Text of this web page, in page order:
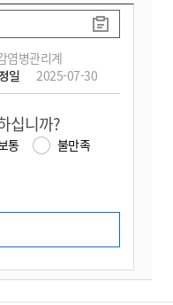
염병관리계
일 2025-07-30
십니까?
보통
불만족